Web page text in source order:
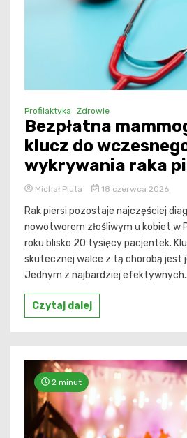
Profilaktyka Zdrowie
Bezpłatna
klucz do
wykrywania raka
Michał Pluta 18 czerwca 2026
Rak piersi pozostaje najczęściej
nowotworem złośliwym u kobiet w
roku blisko 20 tysięcy pacjentek.
skutecznej walce z tą chorobą jest
Jednym z najbardziej
Czytaj dalej
2 minut